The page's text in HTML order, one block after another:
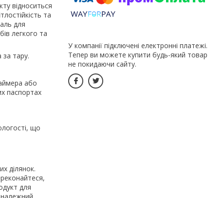
відноситься
та
для
легкого та
тару.
або
паспортах
що
ділянок.
для
У компанії підключені електронні платежі.
Тепер ви можете купити будь-який товар
не покидаючи сайту.